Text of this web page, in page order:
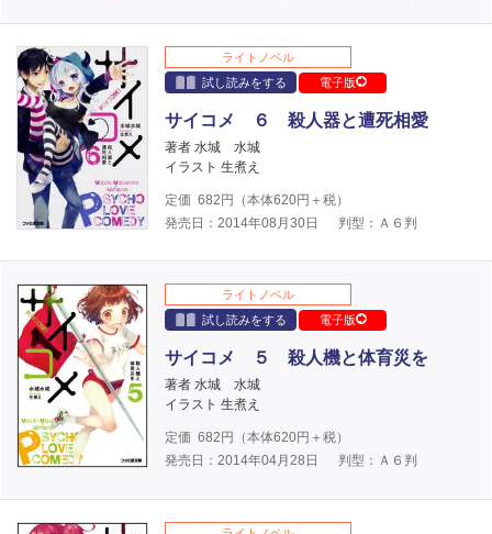
ライトノベル
試し読みをする
電子版
サイコメ ６ 殺人器と遭死相愛
著者 水城 水城
イラスト 生煮え
定価 682 円（本体620円＋税）
発売日：2014年08月30日
判型：Ａ６判
ライトノベル
試し読みをする
電子版
サイコメ ５ 殺人機と体育災を
著者 水城 水城
イラスト 生煮え
定価 682 円（本体620円＋税）
発売日：2014年04月28日
判型：Ａ６判